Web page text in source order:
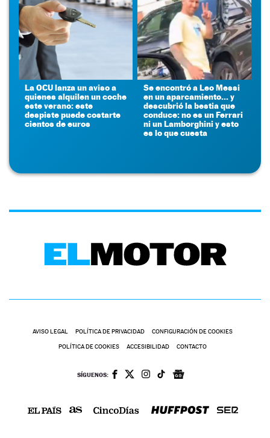
La OCU lanza un aviso a
quienes alquilen un coche
este verano: este
despiste puede costarte
cientos de euros
Se encontró a Leo Messi
en un aparcamiento... y
descubrió la bestia que
conduce: no es un Ferrari
ni un Lamborghini y esto
es lo que cuesta
AVISO LEGAL POLÍTICA DE PRIVACIDAD CONFIGURACIÓN DE COOKIES
POLÍTICA DE COOKIES ACCESIBILIDAD CONTACTO
SÍGUENOS: